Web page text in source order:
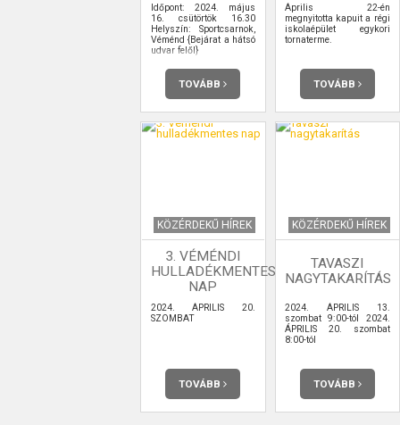
Időpont: 2024. május
16. csütörtök 16.30
Helyszín: Sportcsarnok,
Véménd {Bejárat a hátsó
udvar felől}
TOVÁBB
Április 22-én
megnyitotta kapuit a régi
iskolaépület egykori
tornaterme.
TOVÁBB
KÖZÉRDEKŰ HÍREK
3. VÉMÉNDI
HULLADÉKMENTES
NAP
2024. ÁPRILIS 20.
SZOMBAT
TOVÁBB
KÖZÉRDEKŰ HÍREK
TAVASZI
NAGYTAKARÍTÁS
2024. ÁPRILIS 13.
szombat 9:00-tól 2024.
ÁPRILIS 20. szombat
8:00-tól
TOVÁBB